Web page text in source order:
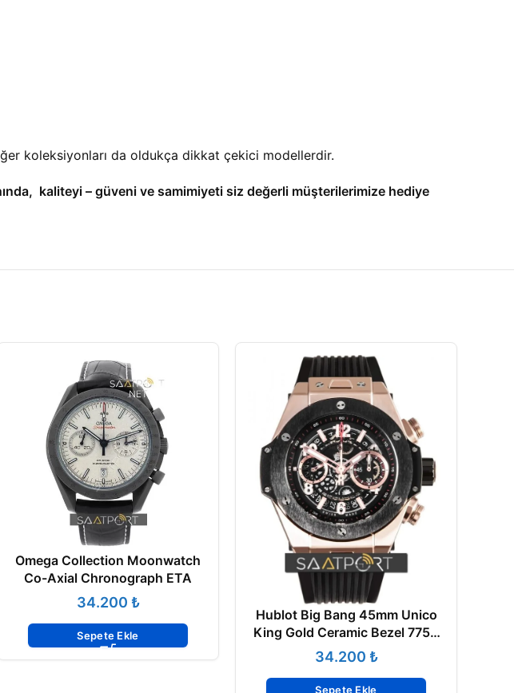
koleksiyonları da oldukça dikkat çekici modellerdir.
kaliteyi – güveni ve samimiyeti siz değerli müşterilerimize hediye
Omega Collection Moonwatch
Co-Axial Chronograph ETA
₺
Sepete Ekle
Hublot Big Bang 45mm Unico
King Gold Ceramic Bezel 7750
Eta Mekanizma
₺
Sepete Ekle